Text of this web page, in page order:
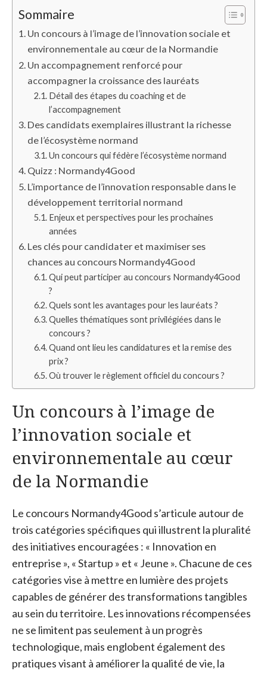
Sommaire
Un concours à l’image de l’innovation sociale et
environnementale au cœur de la Normandie
Un accompagnement renforcé pour
accompagner la croissance des lauréats
Détail des étapes du coaching et de
l’accompagnement
Des candidats exemplaires illustrant la richesse
de l’écosystème normand
Un concours qui fédère l’écosystème normand
Quizz : Normandy4Good
L’importance de l’innovation responsable dans le
développement territorial normand
Enjeux et perspectives pour les prochaines
années
Les clés pour candidater et maximiser ses
chances au concours Normandy4Good
Qui peut participer au concours Normandy4Good
?
Quels sont les avantages pour les lauréats ?
Quelles thématiques sont privilégiées dans le
concours ?
Quand ont lieu les candidatures et la remise des
prix ?
Où trouver le règlement officiel du concours ?
Un concours à l’image de
l’innovation sociale et
environnementale au cœur
de la Normandie
Le concours Normandy4Good s’articule autour de
trois catégories spécifiques qui illustrent la pluralité
des initiatives encouragées : « Innovation en
entreprise », « Startup » et « Jeune ». Chacune de ces
catégories vise à mettre en lumière des projets
capables de générer des transformations tangibles
au sein du territoire. Les innovations récompensées
ne se limitent pas seulement à un progrès
technologique, mais englobent également des
pratiques visant à améliorer la qualité de vie, la